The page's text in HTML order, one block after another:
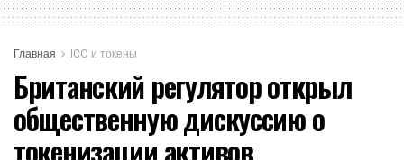
Главная ICO и токены
Британский регулятор открыл
общественную дискуссию о
токенизации активов